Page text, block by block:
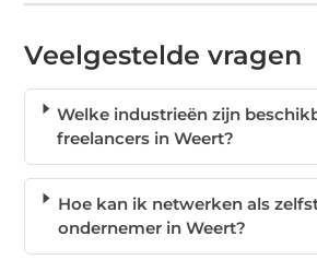
Veelgestelde vragen
Welke industrieën zijn
freelancers in Weert?
Hoe kan ik netwerken als
ondernemer in Weert?